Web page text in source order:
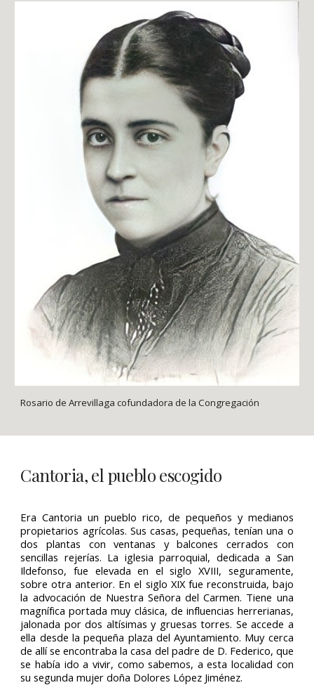
Rosario de Arrevillaga cofundadora de la Congregación
Cantoria, el pueblo escogido
Era Cantoria un pueblo rico, de pequeños y medianos
propietarios agrícolas. Sus casas, pequeñas, tenían una o
dos plantas con ventanas y balcones cerrados con
sencillas rejerías. La iglesia parroquial, dedicada a San
Ildefonso, fue elevada en el siglo XVIII, seguramente,
sobre otra anterior. En el siglo XIX fue reconstruida, bajo
la advocación de Nuestra Señora del Carmen. Tiene una
magnífica portada muy clásica, de influencias herrerianas,
jalonada por dos altísimas y gruesas torres. Se accede a
ella desde la pequeña plaza del Ayuntamiento. Muy cerca
de allí se encontraba la casa del padre de D. Federico, que
se había ido a vivir, como sabemos, a esta localidad con
su segunda mujer doña Dolores López Jiménez.